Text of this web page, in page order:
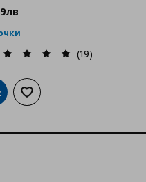
лв
(19)
в кошницата
Добави към списъка с